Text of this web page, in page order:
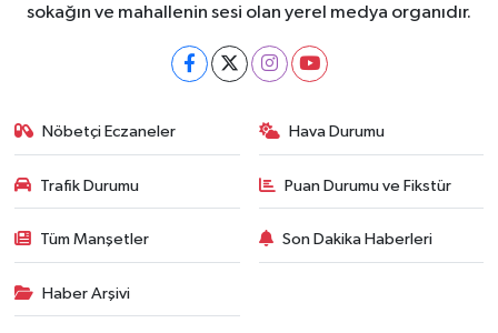
sokağın ve mahallenin sesi olan yerel medya organıdır.
Nöbetçi Eczaneler Hava Durumu
Trafik Durumu Puan Durumu ve Fikstür
Tüm Manşetler Son Dakika Haberleri
Haber Arşivi